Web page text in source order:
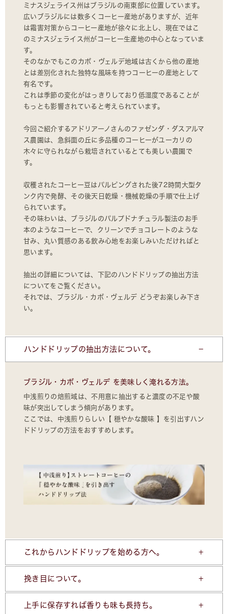
ミナスジェライス州はブラジルの南東部に位置しています。
広いブラジルには数多くコーヒー産地がありますが、近年
は霜害対策からコーヒー産地が徐々に北上し、現在ではこ
のミナスジェライス州がコーヒー生産地の中心となっていま
す。
そのなかでもこのカボ・ヴェルデ地域は古くから他の産地
とは差別化された独特な風味を持つコーヒーの産地として
有名です。
これは季節の変化がはっきりしており低湿度であることが
もっとも影響されていると考えられています。
今回ご紹介するアドリアーノさんのファゼンダ・ダスアルマ
ス農園は、急斜面の丘に多品種のコーヒーがユーカリの
木々に守られながら栽培されているとても美しい農園で
す。
収穫されたコーヒー豆はパルピングされた後72時間大型タ
ンク内で発酵、その後天日乾燥・機械乾燥の手順で仕上げ
られています。
その味わいは、ブラジルのパルプドナチュラル製法のお手
本のようなコーヒーで、クリーンでチョコレートのような
甘み、丸い質感のある飲み心地をお楽しみいただければと
思います。
抽出の詳細については、下記のハンドドリップの抽出方法
についてをご覧ください。
それでは、ブラジル・カボ・ヴェルデ どうぞお楽しみ下さ
い。
ハンドドリップの抽出方法について。
ブラジル・カボ・ヴェルデ を美味しく淹れる方法。
中浅煎りの焙煎域は、不用意に抽出すると濃度の不足や酸
味が突出してしまう傾向があります。
ここでは、中浅煎りらしい【 穏やかな酸味 】を引出すハン
ドドリップの方法をおすすめします。
これからハンドドリップを始める方へ。
挽き目について。
上手に保存すれば香りも味も長持ち。